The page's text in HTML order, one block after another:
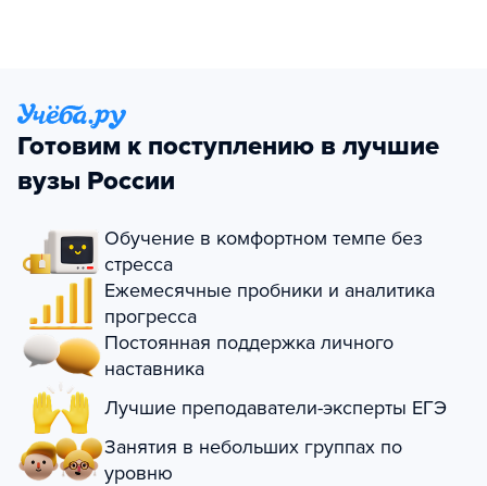
Готовим к поступлению в лучшие
вузы России
Обучение в комфортном темпе без
стресса
Ежемесячные пробники и аналитика
прогресса
Постоянная поддержка личного
наставника
Лучшие преподаватели-эксперты ЕГЭ
Занятия в небольших группах по
уровню